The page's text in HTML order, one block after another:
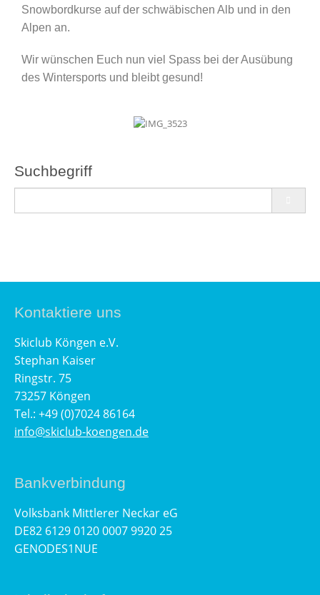
Snowbordkurse auf der schwäbischen Alb und in den
Alpen an.
Wir wünschen Euch nun viel Spass bei der Ausübung
des Wintersports und bleibt gesund!
Suchbegriff
Kontaktiere uns
Skiclub Köngen e.V.
Stephan Kaiser
Ringstr. 75
73257 Köngen
Tel.: +49 (0)7024 86164
info@skiclub-koengen.de
Bankverbindung
Volksbank Mittlerer Neckar eG
DE82 6129 0120 0007 9920 25
GENODES1NUE